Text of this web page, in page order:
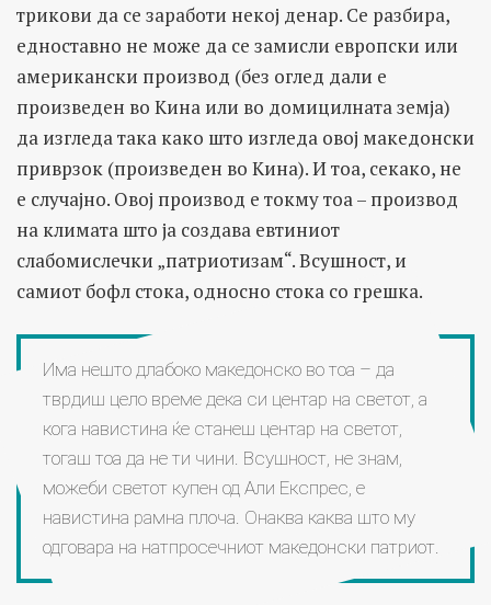
трикови да се заработи некој денар. Се разбира,
едноставно не може да се замисли европски или
американски производ (без оглед дали е
произведен во Кина или во домицилната земја)
да изгледа така како што изгледа овој македонски
приврзок (произведен во Кина). И тоа, секако, не
е случајно. Овој производ е токму тоа – производ
на климата што ја создава евтиниот
слабомислечки „патриотизам“. Всушност, и
самиот бофл стока, односно стока со грешка.
Има нешто длабоко македонско во тоа – да
тврдиш цело време дека си центар на светот, а
кога навистина ќе станеш центар на светот,
тогаш тоа да не ти чини. Всушност, не знам,
можеби светот купен од Али Експрес, е
навистина рамна плоча. Онаква каква што му
одговара на натпросечниот македонски патриот.